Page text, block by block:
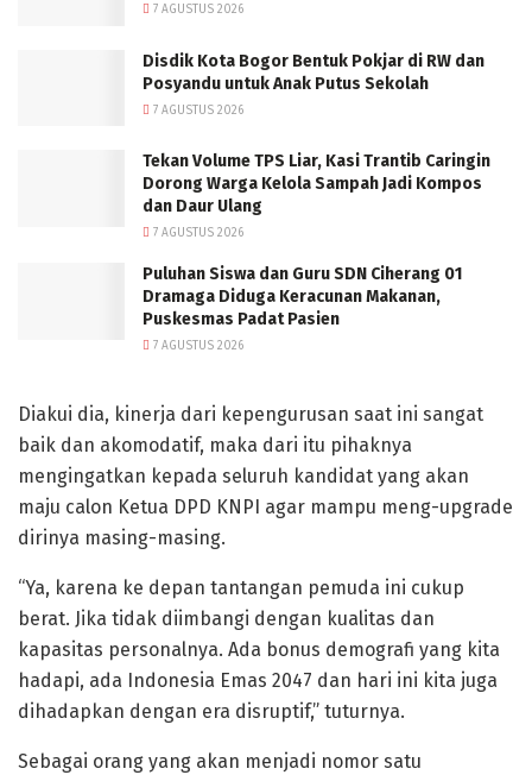
7 AGUSTUS 2026
Disdik Kota Bogor Bentuk Pokjar di RW dan
Posyandu untuk Anak Putus Sekolah
7 AGUSTUS 2026
Tekan Volume TPS Liar, Kasi Trantib Caringin
Dorong Warga Kelola Sampah Jadi Kompos
dan Daur Ulang
7 AGUSTUS 2026
Puluhan Siswa dan Guru SDN Ciherang 01
Dramaga Diduga Keracunan Makanan,
Puskesmas Padat Pasien
7 AGUSTUS 2026
Diakui dia, kinerja dari kepengurusan saat ini sangat
baik dan akomodatif, maka dari itu pihaknya
mengingatkan kepada seluruh kandidat yang akan
maju calon Ketua DPD KNPI agar mampu meng-upgrade
dirinya masing-masing.
“Ya, karena ke depan tantangan pemuda ini cukup
berat. Jika tidak diimbangi dengan kualitas dan
kapasitas personalnya. Ada bonus demografi yang kita
hadapi, ada Indonesia Emas 2047 dan hari ini kita juga
dihadapkan dengan era disruptif,” tuturnya.
Sebagai orang yang akan menjadi nomor satu